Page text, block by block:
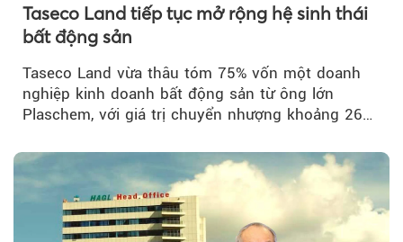
Taseco Land tiếp tục mở rộng hệ sinh thái
bất động sản
Taseco Land vừa thâu tóm 75% vốn một doanh
nghiệp kinh doanh bất động sản từ ông lớn
Plaschem, với giá trị chuyển nhượng khoảng 262